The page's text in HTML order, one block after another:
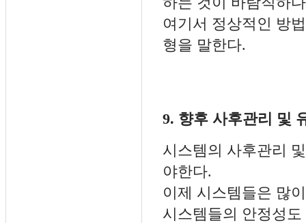
여기서 정상적인 방
형을 말한다.
9. 향후 사후관리 및
시스템의 사후관리
야한다.
이제 시스템들은 많
시스템들의 안정성도